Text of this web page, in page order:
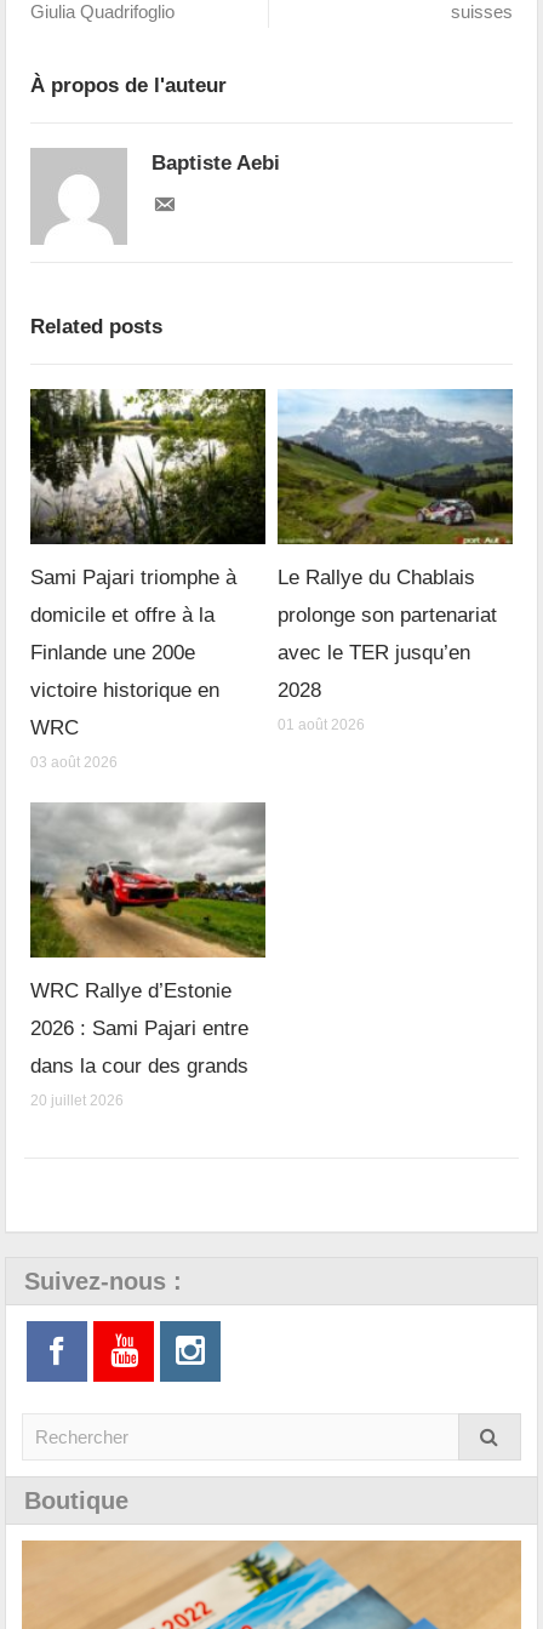
Giulia Quadrifoglio suisses
À propos de l'auteur
Baptiste Aebi
Related posts
Sami Pajari triomphe à
domicile et offre à la
Finlande une 200e
victoire historique en
WRC
03 août 2026
Le Rallye du Chablais
prolonge son partenariat
avec le TER jusqu’en
2028
01 août 2026
WRC Rallye d’Estonie
2026 : Sami Pajari entre
dans la cour des grands
20 juillet 2026
Suivez-nous :
Boutique